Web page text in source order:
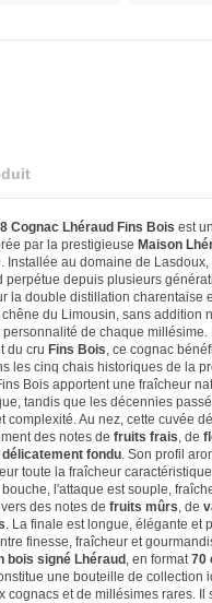
Cognac Lhéraud Fins Bois est
par la prestigieuse Maison
. Installée au domaine de
perpétue depuis plusieurs
la double distillation charentaise
du Limousin, sans addition
de chaque millésime.
du cru Fins Bois, ce cognac
les cinq chais historiques de la
Bois apportent une fraîcheur
tandis que les décennies
complexité. Au nez, cette cuvée
des notes de fruits frais, de
délicatement fondu. Son profil
toute la fraîcheur
l'attaque est souple,
des notes de fruits mûrs, de
. La finale est longue, élégante et
finesse, fraîcheur et
bois signé Lhéraud , en format70
une bouteille de collection
cognacs et de millésimes rares. Il